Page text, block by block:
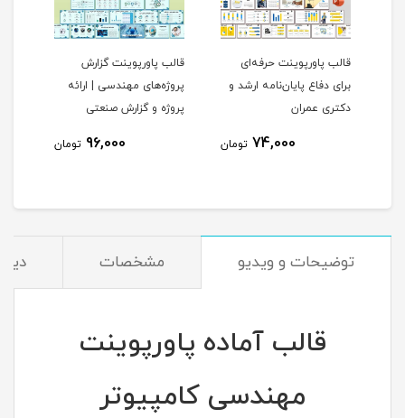
قالب پاورپوینت حرفه‌ای
برای دفاع پایان‌نامه ارشد و
دکتری عمران
74,000 تومان
قالب پاورپوینت گزارش
پروژه‌های مهندسی | ارائه
پروژه و گزارش صنعتی
96,000 تومان
توضیحات و ویدیو مشخصات
قالب آماده پاورپوینت
مهندسی کامپیوتر